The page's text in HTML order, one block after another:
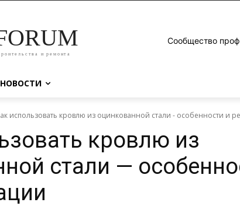
и ремонта
Сообщество
использовать кровлю из оцинкованной стали - особенности и
кровлю из
стали —